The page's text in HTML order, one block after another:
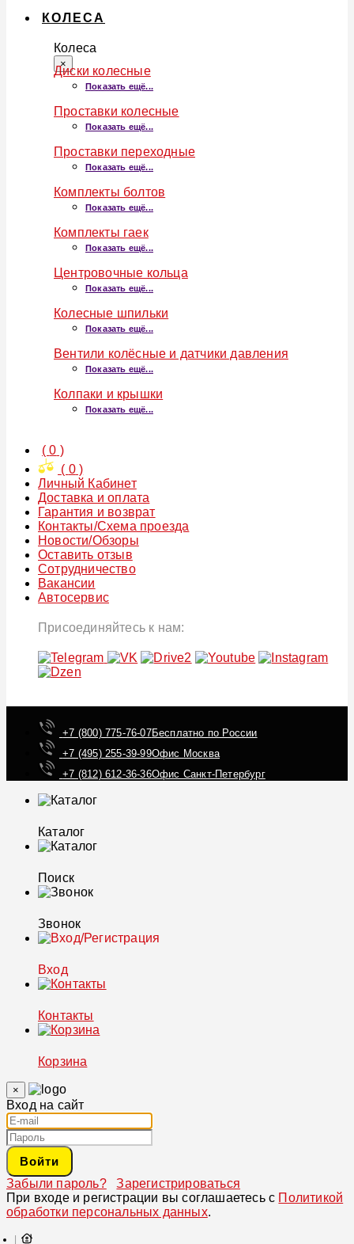
КОЛЕСА
Колеса
×
Диски колесные
Показать ещё...
Проставки колесные
Показать ещё...
Проставки переходные
Показать ещё...
Комплекты болтов
Показать ещё...
Комплекты гаек
Показать ещё...
Центровочные кольца
Показать ещё...
Колесные шпильки
Показать ещё...
Вентили колёсные и датчики давления
Показать ещё...
Колпаки и крышки
Показать ещё...
(0 )
( 0)
Личный Кабинет
Доставка и оплата
Гарантия и возврат
Контакты/Схема проезда
Новости/Обзоры
Оставить отзыв
Сотрудничество
Вакансии
Автосервис
Присоединяйтесь к нам:
+7 (800) 775-76-07Бесплатно по России
+7 (495) 255-39-99Офис Москва
+7 (812) 612-36-36Офис Санкт-Петербург
Каталог
Поиск
Звонок
Вход
Контакты
Корзина
×
Вход на сайт
Войти
Забыли пароль?
Зарегистрироваться
При входе и регистрации вы соглашаетесь с Политикой
обработки персональных данных.